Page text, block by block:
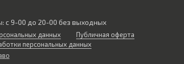
с 9-00 до 20-00 без выходных
данных
Публичная оферта
персональных данных